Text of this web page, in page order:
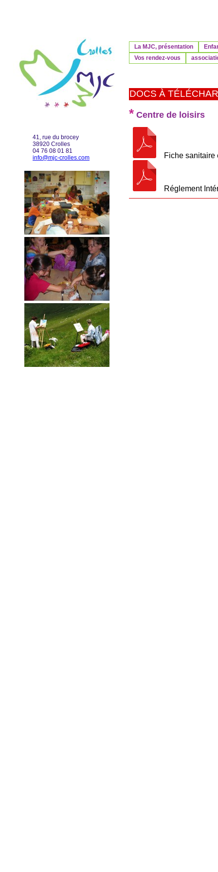
41, rue du brocey
38920 Crolles
04 76 08 01 81
info@mjc-crolles.com
La MJC, présentation
Vos rendez-vous
DOCS À
* Centre de loisirs
Fiche
Réglement